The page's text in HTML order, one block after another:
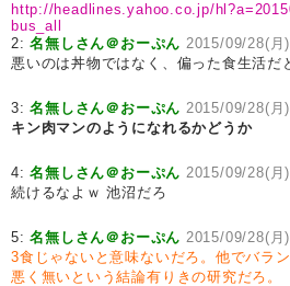
http://headlines.yahoo.co.jp/
bus_all
2:名無しさん＠おーぷん 2015/09/28(
悪いのは丼物ではなく、偏った食生活だ
3:名無しさん＠おーぷん 2015/09/28(
キン肉マンのようになれるかどうか
4:名無しさん＠おーぷん 2015/09/28(
続けるなよｗ 池沼だろ
5:名無しさん＠おーぷん 2015/09/28(
3食じゃないと意味ないだろ。他でバラ
悪く無いという結論有りきの研究だろ。